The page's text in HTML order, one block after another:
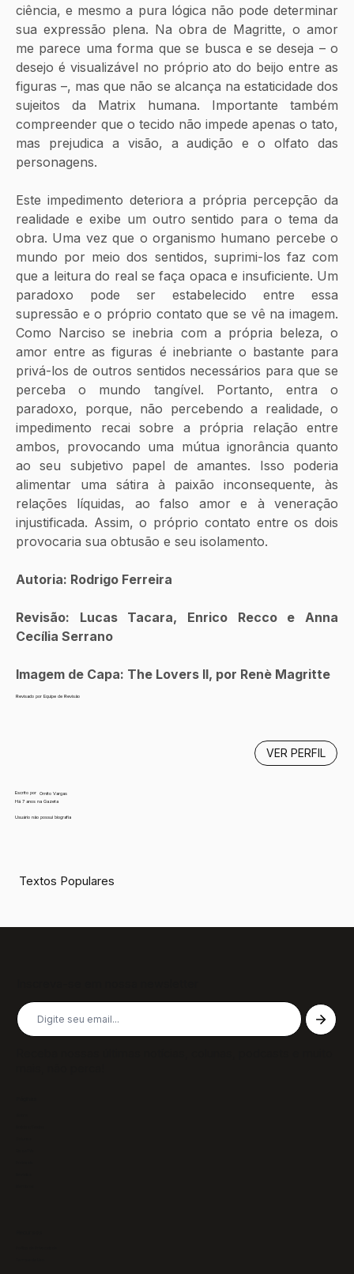
ciência, e mesmo a pura lógica não pode determinar
sua expressão plena. Na obra de Magritte, o amor
me parece uma forma que se busca e se deseja – o
desejo é visualizável no próprio ato do beijo entre as
figuras –, mas que não se alcança na estaticidade dos
sujeitos da Matrix humana. Importante também
compreender que o tecido não impede apenas o tato,
mas prejudica a visão, a audição e o olfato das
personagens.
Este impedimento deteriora a própria percepção da
realidade e exibe um outro sentido para o tema da
obra. Uma vez que o organismo humano percebe o
mundo por meio dos sentidos, suprimi-los faz com
que a leitura do real se faça opaca e insuficiente. Um
paradoxo pode ser estabelecido entre essa
supressão e o próprio contato que se vê na imagem.
Como Narciso se inebria com a própria beleza, o
amor entre as figuras é inebriante o bastante para
privá-los de outros sentidos necessários para que se
perceba o mundo tangível. Portanto, entra o
paradoxo, porque, não percebendo a realidade, o
impedimento recai sobre a própria relação entre
ambos, provocando uma mútua ignorância quanto
ao seu subjetivo papel de amantes. Isso poderia
alimentar uma sátira à paixão inconsequente, às
relações líquidas, ao falso amor e à veneração
injustificada. Assim, o próprio contato entre os dois
provocaria sua obtusão e seu isolamento.
Autoria: Rodrigo Ferreira
Revisão: Lucas Tacara, Enrico Recco e Anna
Cecília Serrano
Imagem de Capa: The Lovers II, por Renè Magritte
Revisado por Equipe de Revisão
Escrito por
Ornito Vargas
Há 7 anos na Gazeta
Usuário não possui biografia
VER PERFIL
Textos Populares